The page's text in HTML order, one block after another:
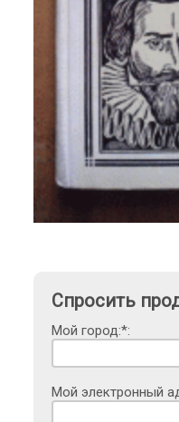
Спросить
Мой город:*:
Мой электронный